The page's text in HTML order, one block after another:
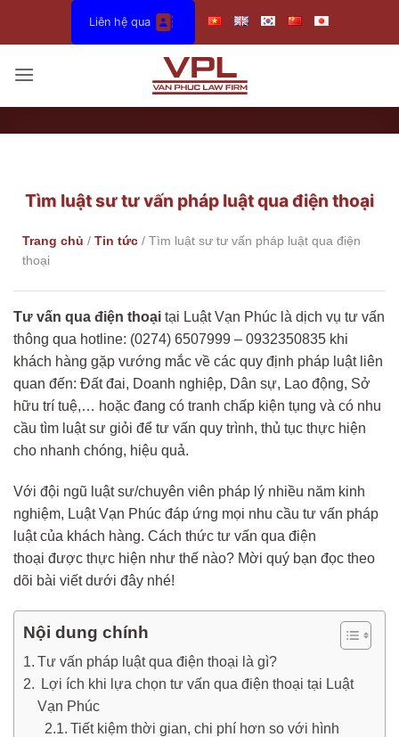
dung
Liên hệ qua
Tìm luật sư tư vấn pháp luật qua điện thoại
Trang chủ / Tin tức / Tìm luật sư tư vấn pháp luật qua điện
thoại
Tư vấn qua điện thoại tại Luật Vạn Phúc là dịch vụ tư vấn
thông qua hotline: (0274) 6507999 – 0932350835 khi
khách hàng gặp vướng mắc về các quy định pháp luật liên
quan đến: Đất đai, Doanh nghiệp, Dân sự, Lao động, Sở
hữu trí tuệ,… hoặc đang có tranh chấp kiện tụng và có nhu
cầu tìm luật sư giỏi để tư vấn quy trình, thủ tục thực hiện
cho nhanh chóng, hiệu quả.
Với đội ngũ luật sư/chuyên viên pháp lý nhiều năm kinh
nghiệm, Luật Vạn Phúc đáp ứng mọi nhu cầu tư vấn pháp
luật của khách hàng. Cách thức tư vấn qua điện
thoại được thực hiện như thế nào? Mời quý bạn đọc theo
dõi bài viết dưới đây nhé!
Nội dung chính
Tư vấn pháp luật qua điện thoại là gì?
Lợi ích khi lựa chọn tư vấn qua điện thoại tại Luật
Vạn Phúc
Tiết kiệm thời gian, chi phí hơn so với hình